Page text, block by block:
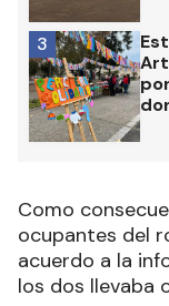
3
Como
ocupantes del
acuerdo a la
los dos llevaba